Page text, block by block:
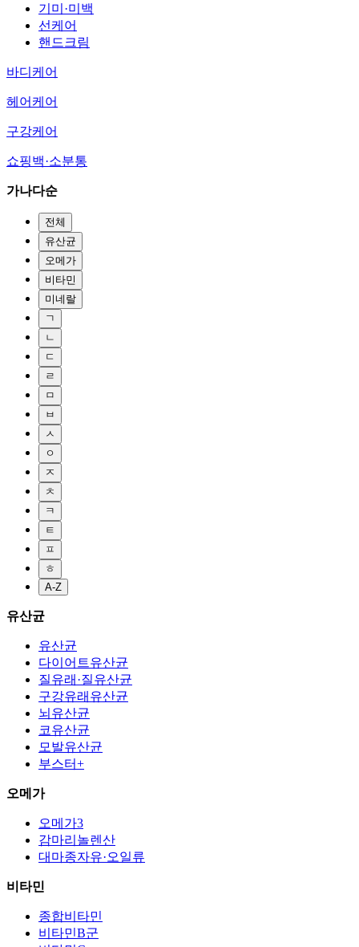
기미·미백
선케어
핸드크림
바디케어
헤어케어
구강케어
쇼핑백·소분통
가나다순
전체
유산균
오메가
비타민
미네랄
ㄱ
ㄴ
ㄷ
ㄹ
ㅁ
ㅂ
ㅅ
ㅇ
ㅈ
ㅊ
ㅋ
ㅌ
ㅍ
ㅎ
A-Z
유산균
유산균
다이어트유산균
질유래·질유산균
구강유래유산균
뇌유산균
코유산균
모발유산균
부스터+
오메가
오메가3
감마리놀렌산
대마종자유·오일류
비타민
종합비타민
비타민B군